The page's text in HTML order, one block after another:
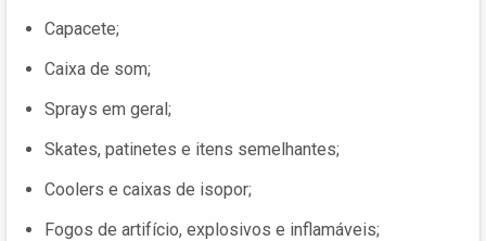
Capacete;
Caixa de som;
Sprays em geral;
Skates, patinetes e itens semelhantes;
Coolers e caixas de isopor;
Fogos de artifício, explosivos e inflamáveis;